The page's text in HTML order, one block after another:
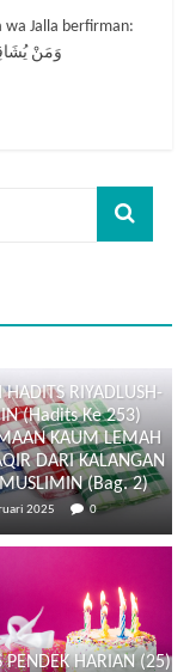
wa Jalla berfirman:
وَمَنْ
HADITS RIYADLUSH-
(Hadits Ke 253)
KAUM LEMAH
DARI KALANGAN
(Bag. 2)
2025 0
PENDEK HARIAN (25)